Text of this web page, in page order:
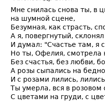
Мне снилась снова ты, в
на шумной сцене,
Безумная, как страсть,
А я, повергнутый,
И думал: "Счастье там, я
Но ты, Офелия, смотрела
Без счастья, без любви,
А розы сыпались на
И с розами лились,
Ты умерла, вся в розовом
С цветами на груди, с